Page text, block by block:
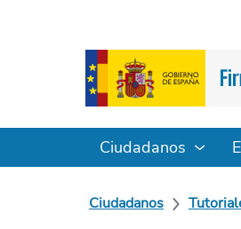
Ciudadanos
Ciudadanos